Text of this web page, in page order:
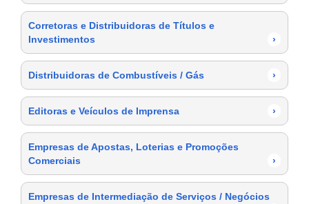
Corretoras e Distribuidoras de Títulos e
Investimentos
›
Distribuidoras de Combustíveis / Gás ›
Editoras e Veículos de Imprensa ›
Empresas de Apostas, Loterias e Promoções
Comerciais
›
Empresas de Intermediação de Serviços / Negócios